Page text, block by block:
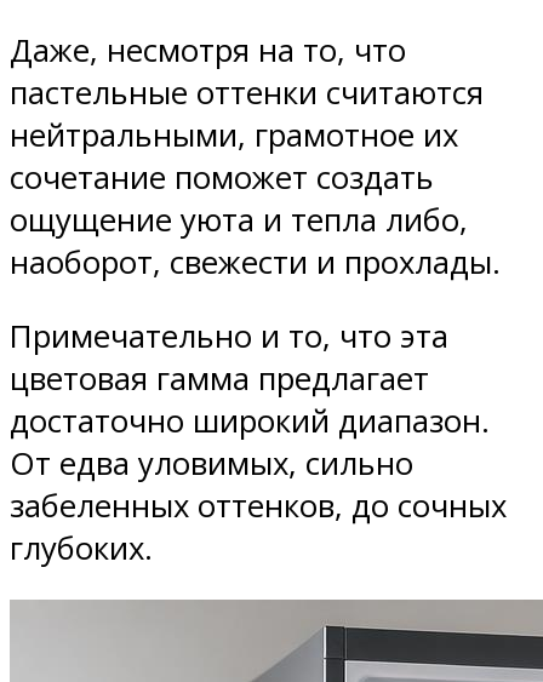
Даже, несмотря на то, что
пастельные оттенки считаются
нейтральными, грамотное их
сочетание поможет создать
ощущение уюта и тепла либо,
наоборот, свежести и прохлады.
Примечательно и то, что эта
цветовая гамма предлагает
достаточно широкий диапазон.
От едва уловимых, сильно
забеленных оттенков, до сочных
глубоких.